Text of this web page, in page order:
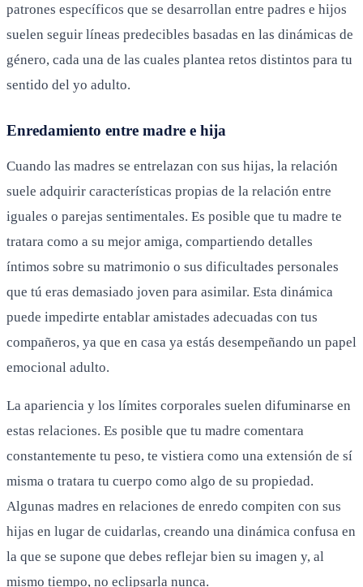
patrones específicos que se desarrollan entre padres e hijos
suelen seguir líneas predecibles basadas en las dinámicas de
género, cada una de las cuales plantea retos distintos para tu
sentido del yo adulto.
Enredamiento entre madre e hija
Cuando las madres se entrelazan con sus hijas, la relación
suele adquirir características propias de la relación entre
iguales o parejas sentimentales. Es posible que tu madre te
tratara como a su mejor amiga, compartiendo detalles
íntimos sobre su matrimonio o sus dificultades personales
que tú eras demasiado joven para asimilar. Esta dinámica
puede impedirte entablar amistades adecuadas con tus
compañeros, ya que en casa ya estás desempeñando un papel
emocional adulto.
La apariencia y los límites corporales suelen difuminarse en
estas relaciones. Es posible que tu madre comentara
constantemente tu peso, te vistiera como una extensión de sí
misma o tratara tu cuerpo como algo de su propiedad.
Algunas madres en relaciones de enredo compiten con sus
hijas en lugar de cuidarlas, creando una dinámica confusa en
la que se supone que debes reflejar bien su imagen y, al
mismo tiempo, no eclipsarla nunca.